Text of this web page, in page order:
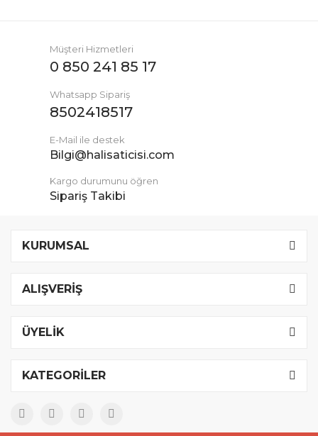
Müşteri Hizmetleri
0 850 241 85 17
Whatsapp Sipariş
8502418517
E-Mail ile destek
Bilgi@halisaticisi.com
Kargo durumunu öğren
Sipariş Takibi
KURUMSAL
ALIŞVERİŞ
ÜYELİK
KATEGORİLER